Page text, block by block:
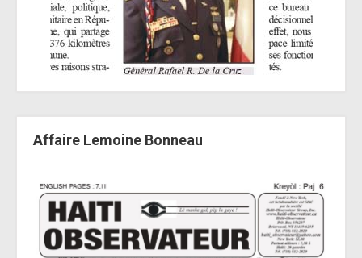
Affaire Lemoine Bonneau